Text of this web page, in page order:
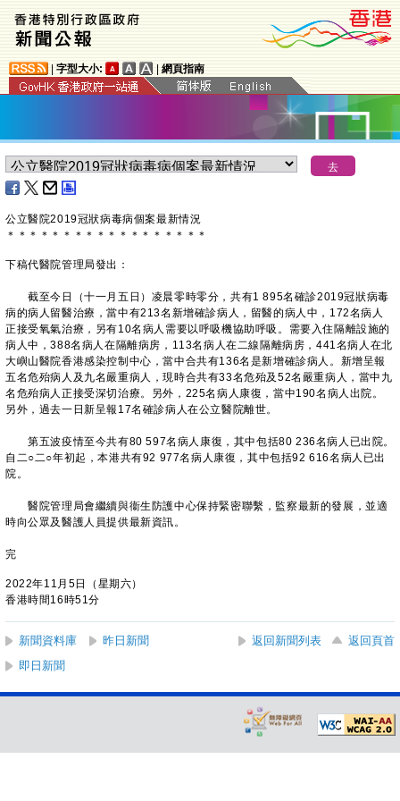
字型大小: 網頁指南
公立醫院2019冠狀病毒病個案最新情況
＊ ＊ ＊ ＊ ＊ ＊ ＊ ＊ ＊ ＊ ＊ ＊ ＊ ＊ ＊ ＊ ＊ ＊
下稿代醫院管理局發出：
截至今日（十一月五日）凌晨零時零分，共有1 895名確診2019冠狀病毒
病的病人留醫治療，當中有213名新增確診病人，留醫的病人中，172名病人
正接受氧氣治療，另有10名病人需要以呼吸機協助呼吸。需要入住隔離設施的
病人中，388名病人在隔離病房，113名病人在二線隔離病房，441名病人在北
大嶼山醫院香港感染控制中心，當中合共有136名是新增確診病人。新增呈報
五名危殆病人及九名嚴重病人，現時合共有33名危殆及52名嚴重病人，當中九
名危殆病人正接受深切治療。另外，225名病人康復，當中190名病人出院。
另外，過去一日新呈報17名確診病人在公立醫院離世。
第五波疫情至今共有80 597名病人康復，其中包括80 236名病人已出院。
自二○二○年初起，本港共有92 977名病人康復，其中包括92 616名病人已出
院。
醫院管理局會繼續與衞生防護中心保持緊密聯繫，監察最新的發展，並適
時向公眾及醫護人員提供最新資訊。
完
2022年11月5日（星期六）
香港時間16時51分
新聞資料庫 昨日新聞 返回新聞列表
返回頁首
即日新聞